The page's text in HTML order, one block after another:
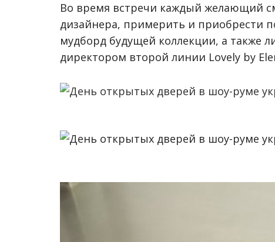
Во время встречи каждый желающий
дизайнера, примерить и приобрести
мудборд будущей коллекции, а также
директором второй линии Lovely by